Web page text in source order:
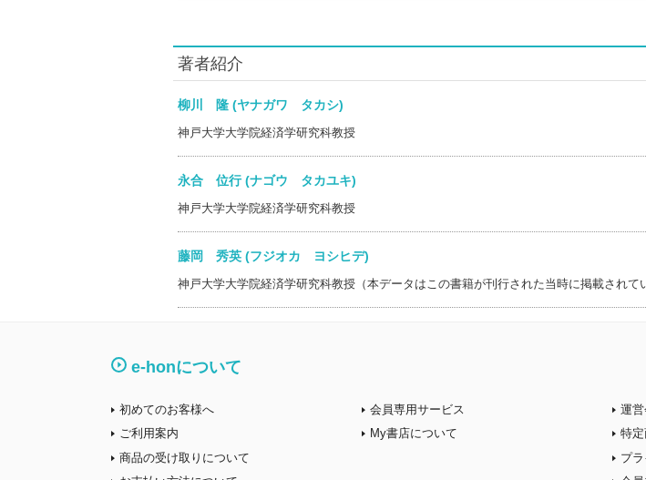
著者紹介
柳川 隆 (ヤナガワ タカシ)
神戸大学大学院経済学研究科教授
永合 位行 (ナゴウ タカユキ)
神戸大学大学院経済学研究科教授
藤岡 秀英 (フジオカ ヨシヒデ)
神戸大学大学院経済学研究科教授（本データはこの書籍が刊行された当時に掲載されて
e-honについて
初めてのお客様へ
ご利用案内
商品の受け取りについて
会員専用サービス
My書店について
運
特
プ